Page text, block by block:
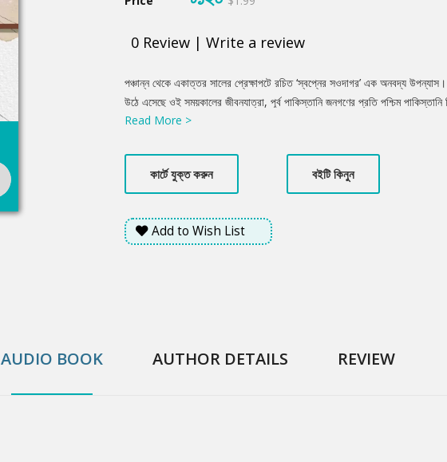
0 Review | Write a review
Product
Summery
পঞ্চান্ন থেকে একাত্তর সালের প্রেক্ষাপটে রচিত ‘স্বপ্নের সওদাগর’ এক অনবদ্য
উঠে এসেছে ওই সময়কালের জীবনযাত্রা, পূর্ব পাকিস্তানি জনগণের প্রতি পশ্চিম পাকিস্তানি
অত্যাচার, দ্রব্যমূল্যের পার্থক্য, সংসার জীবনের টানাপোড়েন, ঢাকা ছেড়ে কলকাতায় পাড়ি
পাকিস্তানের দুরবস্থা তথা একাত্তরের মুক্তিযুদ্ধের পটভূমি।
Read More >
কার্টে যুক্ত করুন বইটি কিনুন
Add to Wish List
AUDIO BOOK AUTHOR DETAILS REVIEW